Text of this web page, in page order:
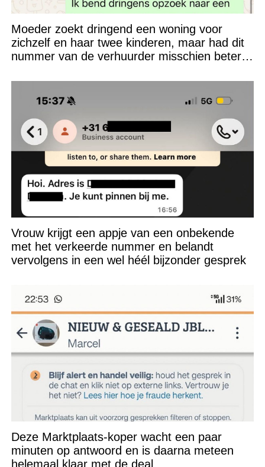
Moeder zoekt dringend een woning voor
zichzelf en haar twee kinderen, maar had dit
nummer van de verhuurder misschien beter
Vrouw krijgt een appje van een onbekende
met het verkeerde nummer en belandt
vervolgens in een wel héél bijzonder gesprek
Deze Marktplaats-koper wacht een paar
minuten op antwoord en is daarna meteen
helemaal klaar met de deal